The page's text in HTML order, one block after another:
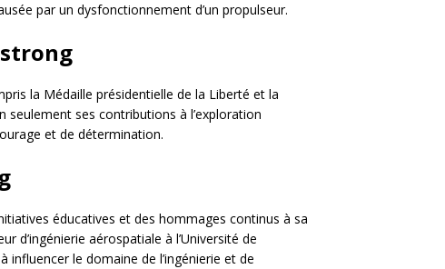
par un dysfonctionnement d’un propulseur.
la Médaille présidentielle de la Liberté et la
seulement ses contributions à l’exploration
et de détermination.
éducatives et des hommages continus à sa
d’ingénierie aérospatiale à l’Université de
influencer le domaine de l’ingénierie et de